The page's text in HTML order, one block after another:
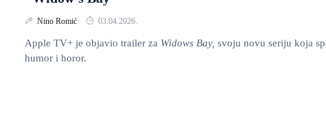
Nino Romić 03.04.2026.
Apple TV+ je objavio trailer za Widows Bay, svoju novu seriju koja
humor i horor.